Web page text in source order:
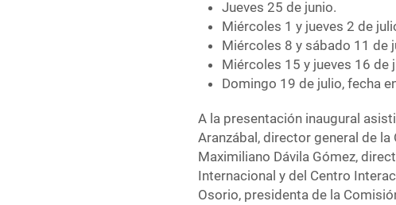
Jueves 25 de junio.
Miércoles 1 y jueves 2 de
Miércoles 8 y sábado 11 de
Miércoles 15 y jueves 16 de
Domingo 19 de julio, fecha
A la presentación inaugural
Aranzábal, director general de
Maximiliano Dávila Gómez,
Internacional y del Centro
Osorio, presidenta de la